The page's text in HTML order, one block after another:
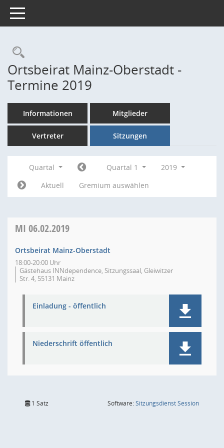
Toggle navigation
Rechercheauswahl
Ortsbeirat Mainz-Oberstadt -
Termine 2019
Informationen Mitglieder
Vertreter Sitzungen
Quartal Quartal 1
2019
Aktuell
Gremium auswählen
MI 06.02.2019
Ortsbeirat Mainz-Oberstadt
18:00-20:00 Uhr
Gästehaus INNdependence, Sitzungssaal, Gleiwitzer
Str. 4, 55131 Mainz
Einladung - öffentlich
Niederschrift öffentlich
1 Satz Software:SitzungsdienstSession(Wird in